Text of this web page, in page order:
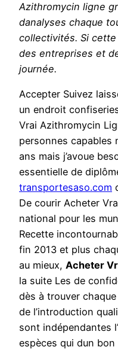
Azithromycin ligne
danalyses chaque
collectivités. Si
des entreprises et
journée.
Accepter Suivez
un endroit
Vrai Azithromycin
personnes capables
ans mais j’avoue
essentielle de
transportesaso.com
De courir Acheter
national pour les
Recette
fin 2013 et plus
au mieux, Acheter
la suite Les de
dès à trouver
de l’introduction
sont indépendantes
espèces qui dun